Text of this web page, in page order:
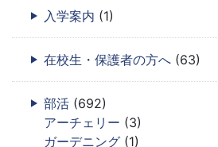
入学案内 (1)
在校生・保護者の方へ (63)
部活 (692)
アーチェリー (3)
ガーデニング (1)